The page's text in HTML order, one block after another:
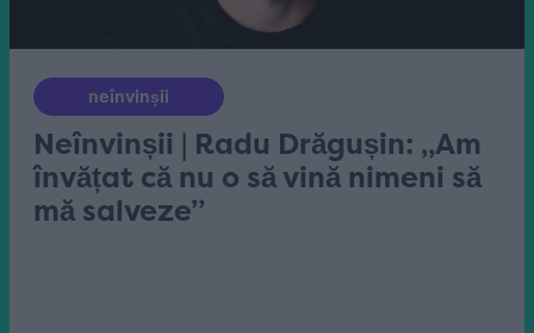
neînvinșii
Neînvinșii | Radu Drăgușin: „Am
învățat că nu o să vină nimeni să
mă salveze”